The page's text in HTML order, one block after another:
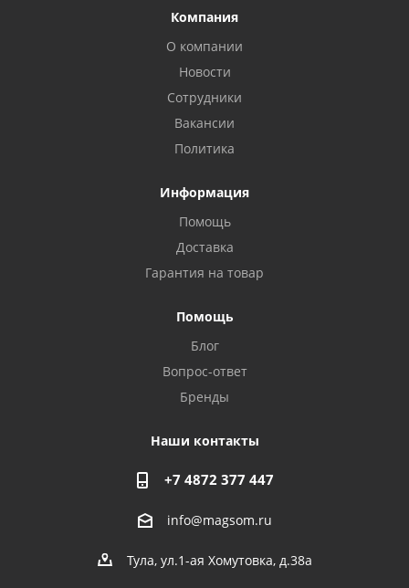
Компания
О компании
Новости
Сотрудники
Вакансии
Политика
Информация
Помощь
Доставка
Гарантия на товар
Помощь
Блог
Вопрос-ответ
Бренды
Наши контакты
+7 4872 377 447
info@magsom.ru
Тула, ул.1-ая Хомутовка, д.38а